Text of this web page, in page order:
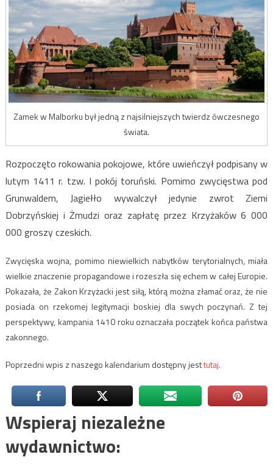
Zamek w Malborku był jedną z najsilniejszych twierdz ówczesnego
świata.
Rozpoczęto rokowania pokojowe, które uwieńczył podpisany w
lutym 1411 r. tzw. I pokój toruński. Pomimo zwycięstwa pod
Grunwaldem, Jagiełło wywalczył jedynie zwrot Ziemi
Dobrzyńskiej i Żmudzi oraz zapłatę przez Krzyżaków 6 000
000 groszy czeskich.
Zwycięska wojna, pomimo niewielkich nabytków terytorialnych, miała
wielkie znaczenie propagandowe i rozeszła się echem w całej Europie.
Pokazała, że Zakon Krzyżacki jest siłą, którą można złamać oraz, że nie
posiada on rzekomej legitymacji boskiej dla swych poczynań. Z tej
perspektywy, kampania 1410 roku oznaczała początek końca państwa
zakonnego.
Poprzedni wpis z naszego kalendarium dostępny jesttutaj.
Wspieraj niezależne
wydawnictwo: